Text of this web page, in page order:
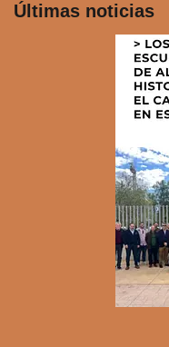
Últimas noticias